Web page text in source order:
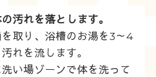
汚れを落とします。
取り、浴槽のお湯を3～4
れを流します。
い場ゾーンで体を洗って